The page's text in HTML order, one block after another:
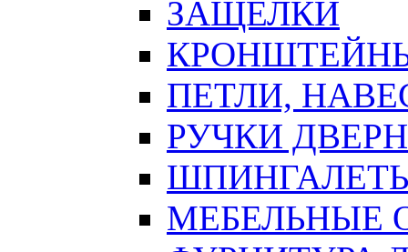
ЗАЩЕЛКИ
ПЕТЛИ,
РУЧКИ
МЕБЕЛЬНЫЕ